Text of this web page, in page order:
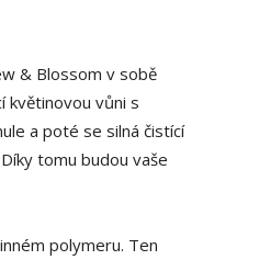
& Blossom v sobě
květinovou vůni s
a poté se silná čistící
tomu budou vaše
polymeru. Ten